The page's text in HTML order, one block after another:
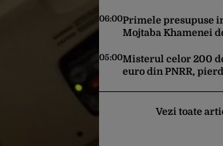
București
06:00Primele presupuse
Mojtaba Khamenei
agenție de știri de
05:00Misterul celor 200
euro din PNRR,
ar încerca să repare
Vezi toate